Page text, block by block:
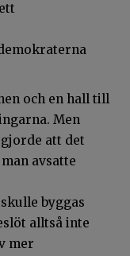
och en hall till
Men
att det
avsatte
byggas
alltså inte
mer